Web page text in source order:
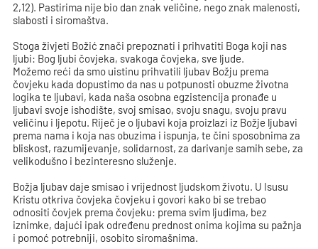
2,12). Pastirima nije bio dan znak veličine, nego znak malenosti,
slabosti i siromaštva.
Stoga živjeti Božić znači prepoznati i prihvatiti Boga koji nas
ljubi: Bog ljubi čovjeka, svakoga čovjeka, sve ljude.
Možemo reći da smo uistinu prihvatili ljubav Božju prema
čovjeku kada dopustimo da nas u potpunosti obuzme životna
logika te ljubavi, kada naša osobna egzistencija pronađe u
ljubavi svoje ishodište, svoj smisao, svoju snagu, svoju pravu
veličinu i ljepotu. Riječ je o ljubavi koja proizlazi iz Božje ljubavi
prema nama i koja nas obuzima i ispunja, te čini sposobnima za
bliskost, razumijevanje, solidarnost, za darivanje samih sebe, za
velikodušno i bezinteresno služenje.
Božja ljubav daje smisao i vrijednost ljudskom životu. U Isusu
Kristu otkriva čovjeka čovjeku i govori kako bi se trebao
odnositi čovjek prema čovjeku: prema svim ljudima, bez
iznimke, dajući ipak određenu prednost onima kojima su pažnja
i pomoć potrebniji, osobito siromašnima.